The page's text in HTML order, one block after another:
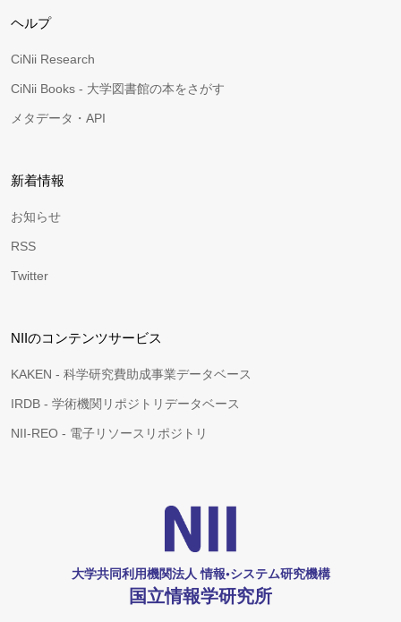
ヘルプ
CiNii Research
CiNii Books - 大学図書館の本をさがす
メタデータ・API
新着情報
お知らせ
RSS
Twitter
NIIのコンテンツサービス
KAKEN - 科学研究費助成事業データベース
IRDB - 学術機関リポジトリデータベース
NII-REO - 電子リソースリポジトリ
大学共同利用機関法人 情報•システム研究機構
国立情報学研究所